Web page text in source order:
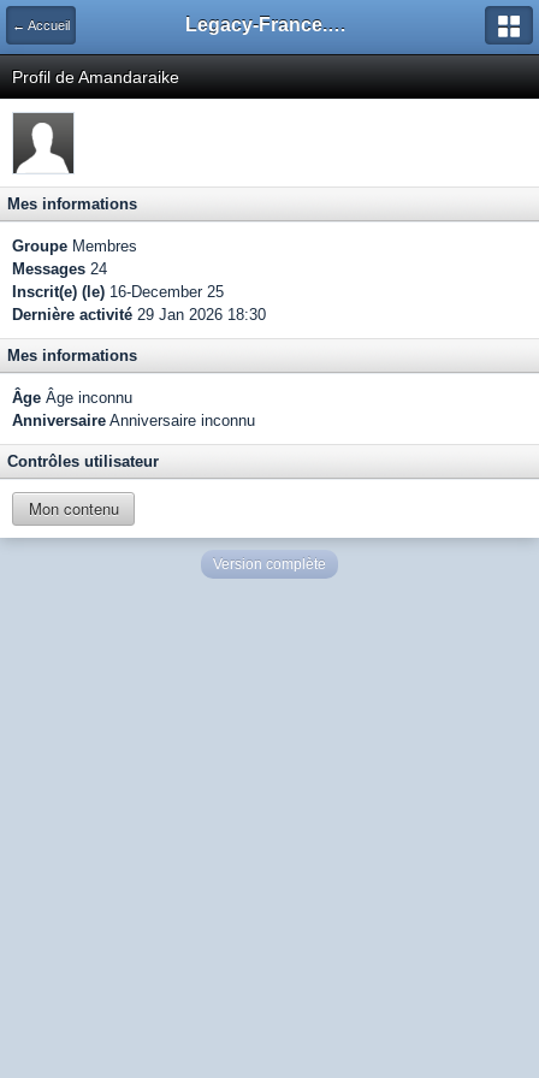
← Accueil Legacy-France.org - Forum
Profil de Amandaraike
Mes informations
Groupe Membres
Messages 24
Inscrit(e) (le) 16-December 25
Dernière activité 29 Jan 2026 18:30
Mes informations
Âge Âge inconnu
Anniversaire Anniversaire inconnu
Contrôles utilisateur
Mon contenu
Version complète